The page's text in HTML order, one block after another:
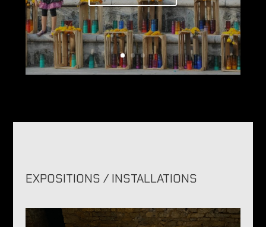
EXPOSITIONS / INSTALLATIONS